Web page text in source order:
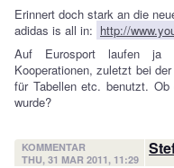
Erinnert doch stark an die
adidas is all in: http://
Auf Eurosport laufen ja
Kooperationen, zuletzt bei
für Tabellen etc. benutzt.
wurde?
KOMMENTAR
THU, 31 MAR 2011, 11:29